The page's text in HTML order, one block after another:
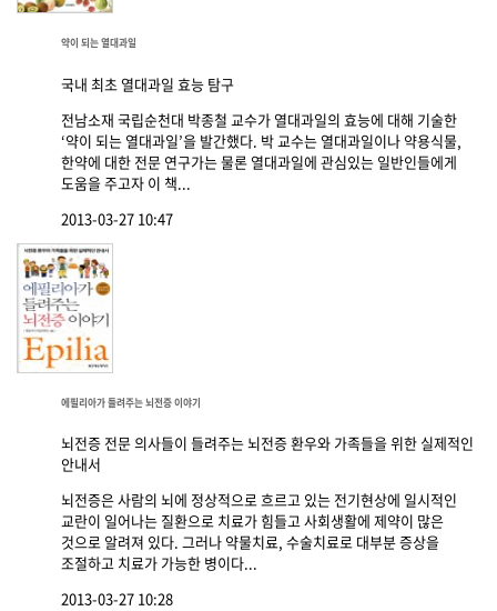
약이 되는 열대과일
국내 최초 열대과일 효능 탐구
전남소재 국립순천대 박종철 교수가 열대과일의 효능에 대해 기술한
‘약이 되는 열대과일’을 발간했다. 박 교수는 열대과일이나 약용식물,
한약에 대한 전문 연구가는 물론 열대과일에 관심있는 일반인들에게
도움을 주고자 이 책...
2013-03-27 10:47
에필리아가 들려주는 뇌전증 이야기
뇌전증 전문 의사들이 들려주는 뇌전증 환우와 가족들을 위한 실제적인
안내서
뇌전증은 사람의 뇌에 정상적으로 흐르고 있는 전기현상에 일시적인
교란이 일어나는 질환으로 치료가 힘들고 사회생활에 제약이 많은
것으로 알려져 있다. 그러나 약물치료, 수술치료로 대부분 증상을
조절하고 치료가 가능한 병이다...
2013-03-27 10:28